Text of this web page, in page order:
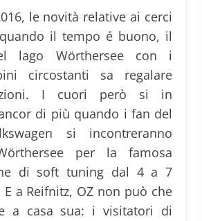
le novità relative ai cerci
il tempo é buono, il
lago Wörthersee con i
circostanti sa regalare
I cuori però si in
di più quando i fan del
si incontreranno
per la famosa
di soft tuning dal 4 a 7
E a Reifnitz, OZ non può che
a casa sua: i visitatori di